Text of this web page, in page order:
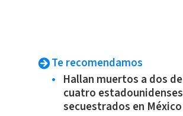
Te recomendamos
Hallan muertos a dos
cuatro estadounidenses
secuestrados en México